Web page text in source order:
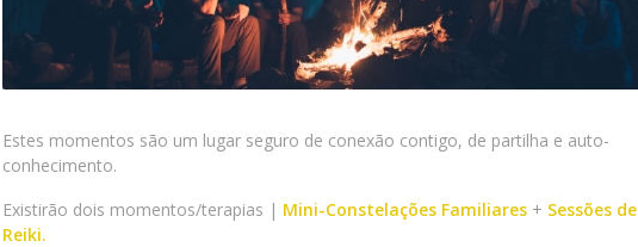
Estes momentos são um lugar seguro de conexão contigo, de partilha e auto-
conhecimento.
Existirão dois momentos/terapias | Mini-Constelações Familiares+ Sessões de
Reiki.